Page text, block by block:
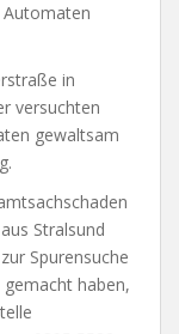
in
versuchten
gewaltsam
Stralsund
Spurensuche
haben,